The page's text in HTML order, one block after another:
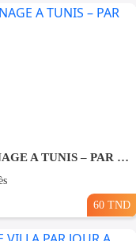
FEMME DE MENAGE A TUNIS – PAR JOUR A Rades
60 TND